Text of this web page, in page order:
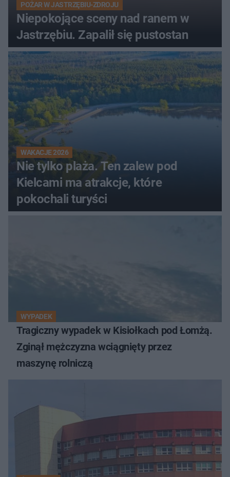
POŻAR W JASTRZĘBIU-ZDROJU
Niepokojące sceny nad ranem w
Jastrzębiu. Zapalił się pustostan
WAKACJE 2026
Nie tylko plaża. Ten zalew pod
Kielcami ma atrakcje, które
pokochali turyści
WYPADEK
Tragiczny wypadek w Kisiołkach pod Łomżą.
Zginął mężczyzna wciągnięty przez
maszynę rolniczą